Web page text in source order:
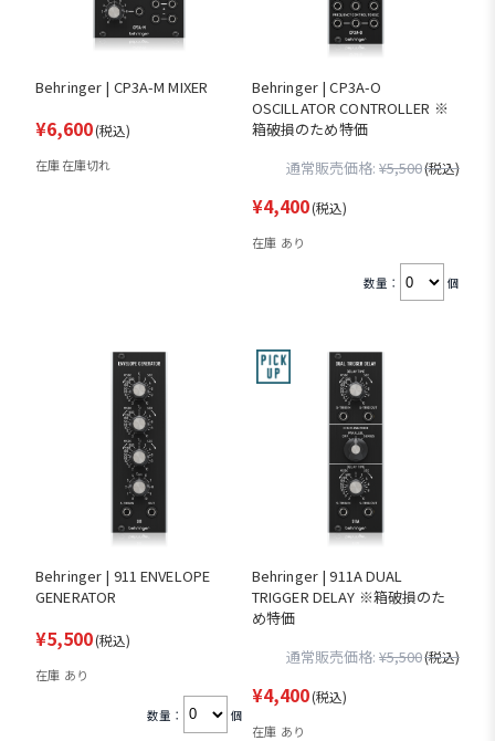
Behringer | CP3A-M MIXER
¥6,600(税込)
在庫 在庫切れ
Behringer | CP3A-O
OSCILLATOR CONTROLLER ※
箱破損のため特価
通常販売価格: ¥5,500(税込)
¥4,400(税込)
在庫 あり
数量： 個
Behringer | 911 ENVELOPE
GENERATOR
¥5,500(税込)
在庫 あり
数量： 個
Behringer | 911A DUAL
TRIGGER DELAY ※箱破損のた
め特価
通常販売価格: ¥5,500(税込)
¥4,400(税込)
在庫 あり